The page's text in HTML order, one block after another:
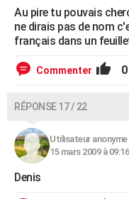
Au pire tu pouvais
ne dirais pas de nom
français dans un
Commenter 0
RÉPONSE 17 / 22
Utilisateur anonyme
15 mars 2009 à 09:16
Denis